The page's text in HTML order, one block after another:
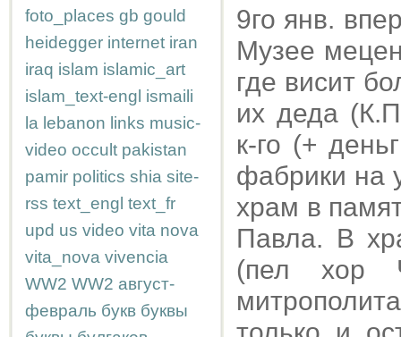
foto_places gb gould
heidegger internet iran
iraq islam islamic_art
islam_text-engl ismaili
la lebanon links music-
video occult pakistan
pamir politics shia site-
rss text_engl text_fr
upd us video vita nova
vita_nova vivencia
WW2 WW2 август-
февраль букв буквы
9го янв.
Музее
где висит
их деда
к-го (+
фабрики на
храм в
Павла. В
(пел хор